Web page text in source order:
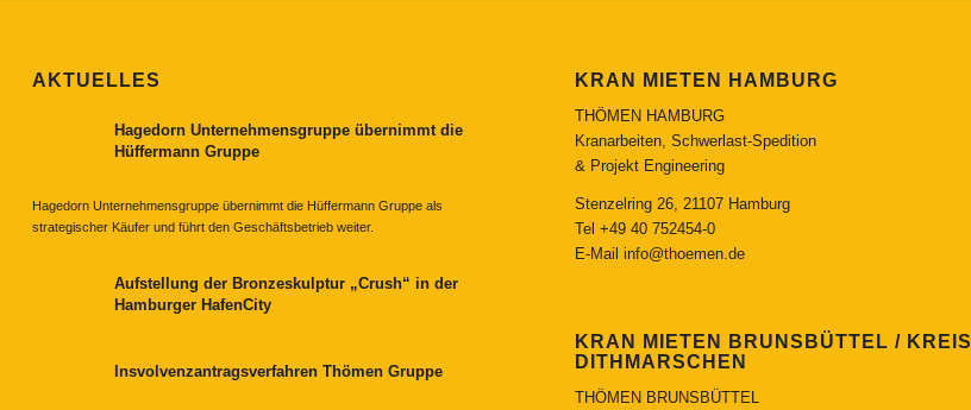
AKTUELLES
Hagedorn Unternehmensgruppe übernimmt die
Hüffermann Gruppe
Hagedorn Unternehmensgruppe übernimmt die Hüffermann Gruppe als
strategischer Käufer und führt den Geschäftsbetrieb weiter.
Aufstellung der Bronzeskulptur „Crush“ in der
Hamburger HafenCity
Insvolvenzantragsverfahren Thömen Gruppe
KRAN MIETEN HAMBURG
THÖMEN HAMBURG
Kranarbeiten, Schwerlast-Spedition
& Projekt Engineering
Stenzelring 26, 21107 Hamburg
Tel +49 40 752454-0
E-Mail info@thoemen.de
KRAN MIETEN BRUNSBÜTTEL / KREIS
DITHMARSCHEN
THÖMEN BRUNSBÜTTEL